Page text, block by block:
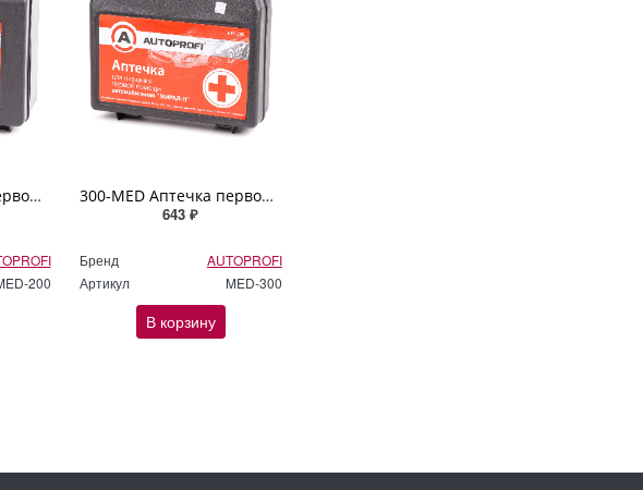
200-MED Аптечка первой помощи автомобильная "AUTOPROFI", пластиковый малый футляр РФ № 1080н
200
300-MED Аптечка первой помощи автомобильная «AUTOPROFI», пластиковый средний футляр РФ № 1080н
643 ₽
Бренд
AUTOPROFI
Артикул
MED-300
В корзину